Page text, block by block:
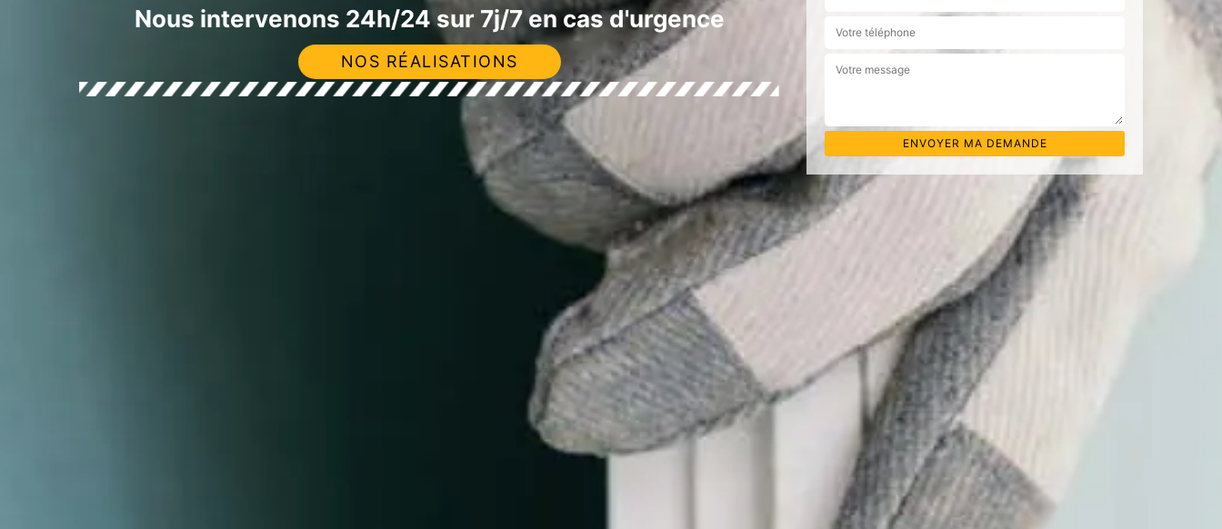
Nous intervenons 24h/24 sur 7j/7 en cas d'urgence
NOS RÉALISATIONS